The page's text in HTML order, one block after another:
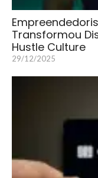
Transformou
Hustle Culture
29/12/2025